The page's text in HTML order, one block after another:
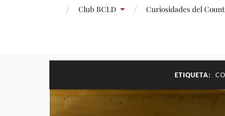
Club BCLD Curiosidades del
ETIQUETA: